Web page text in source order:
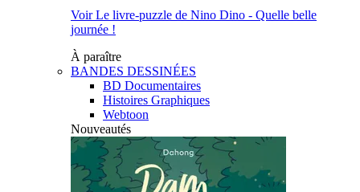
Voir Le livre-puzzle de Nino Dino - Quelle belle
journée !
À paraître
BANDES DESSINÉES
BD Documentaires
Histoires Graphiques
Webtoon
Nouveautés